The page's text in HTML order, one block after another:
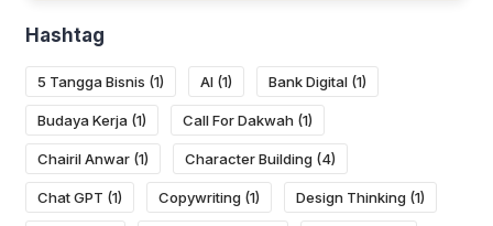
Hashtag
5 Tangga Bisnis (1) AI (1) Bank Digital (1)
Budaya Kerja (1) Call For Dakwah (1)
Chairil Anwar (1) Character Building (4)
Chat GPT (1) Copywriting (1) Design Thinking (1)